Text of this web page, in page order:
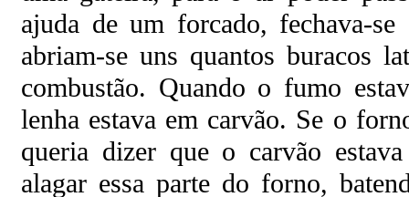
ajuda de um forcado, fechava-
abriam-se uns quantos buracos
combustão. Quando o fumo
lenha estava em carvão. Se o
queria dizer que o carvão
alagar essa parte do forno,